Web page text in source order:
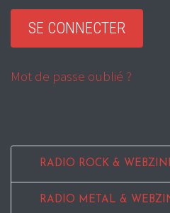
Mot de passe oublié ?
RADIO ROCK &
RADIO METAL &